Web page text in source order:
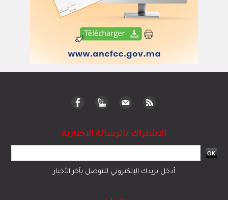
الاشتراك بالرسالة الاخبارية
أدخل بريدك الإلكتروني للتوصل بآخر الأخبار